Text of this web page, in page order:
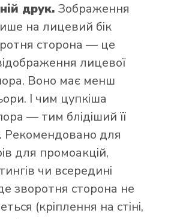
друк. Зображення
на лицевий бік
сторона — це
лицевої
Воно має менш
І чим цупкіша
— тим блідіший її
Рекомендовано для
для промоакцій,
чи всередині
зворотня сторона не
(кріплення на стіні,